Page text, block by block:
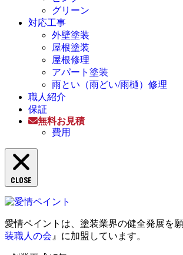
グリーン
対応工事
外壁塗装
屋根塗装
屋根修理
アパート塗装
雨とい（雨どい/雨樋）修理
職人紹介
保証
無料お見積
費用
CLOSE
愛情ペイントは、塗装業界の健全発展を
装職人の会 』に加盟しています。